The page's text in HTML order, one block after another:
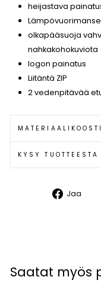
heijastava
olkapääsuoja
nahkakohokuviota
logon painatus
Liitäntä ZIP
2 vedenpitävää
KYSY TUOTTEESTA
Jaa
Saatat myös